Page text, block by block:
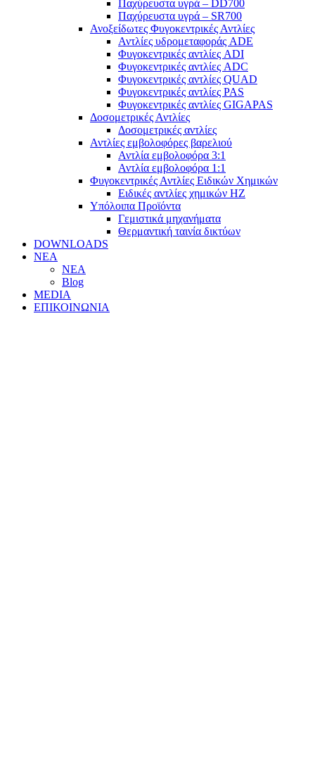
Παχύρευστα υγρά – DD700
Παχύρευστα υγρά – SR700
Ανοξείδωτες Φυγοκεντρικές Αντλίες
Αντλίες υδρομεταφοράς ADE
Φυγοκεντρικές αντλίες ADI
Φυγοκεντρικές αντλίες ADC
Φυγοκεντρικές αντλίες QUAD
Φυγοκεντρικές αντλίες PAS
Φυγοκεντρικές αντλίες GIGAPAS
Δοσομετρικές Αντλίες
Δοσομετρικές αντλίες
Αντλίες εμβολοφόρες βαρελιού
Αντλία εμβολοφόρα 3:1
Αντλία εμβολοφόρα 1:1
Φυγοκεντρικές Αντλίες Ειδικών Χημικών
Ειδικές αντλίες χημικών ΗΖ
Υπόλοιπα Προϊόντα
Γεμιστικά μηχανήματα
Θερμαντική ταινία δικτύων
DOWNLOADS
ΝΕΑ
ΝΕΑ
Blog
MEDIA
ΕΠΙΚΟΙΝΩΝΙΑ